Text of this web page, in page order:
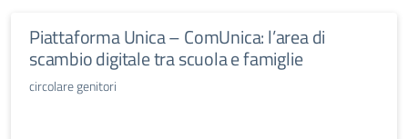
Piattaforma Unica – ComUnica: l’area di
scambio digitale tra scuola e famiglie
circolare genitori